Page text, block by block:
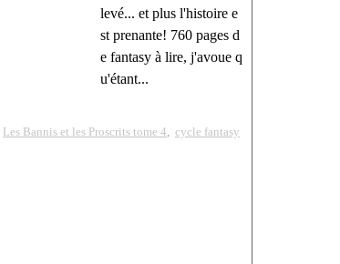
levé... et plus l'histoire e
st prenante! 760 pages d
e fantasy à lire, j'avoue q
u'étant...
Les Bannis et les Proscrits tome 4, cycle fantasy